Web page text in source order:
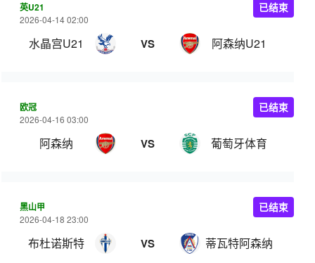
英U21
2026-04-14 02:00
水晶宫U21 VS 阿森纳U21
已结束
欧冠
2026-04-16 03:00
阿森纳 VS 葡萄牙体育
已结束
黑山甲
2026-04-18 23:00
布杜诺斯特 VS 蒂瓦特阿森纳
已结束